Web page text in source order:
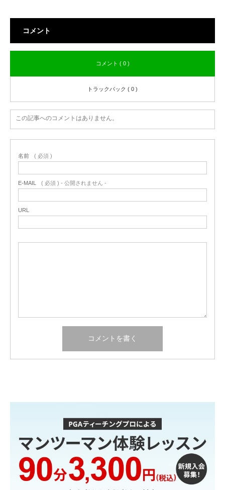
コメント
コメント ( 0 )
トラックバック ( 0 )
この記事へのコメントはありません。
名前 ( 必須 )
E-MAIL ( 必須 ) - 公開されません -
URL